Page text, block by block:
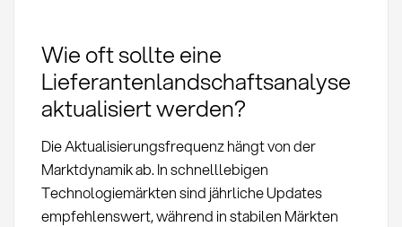
Wie oft sollte eine
Lieferantenlandschaftsanalyse
aktualisiert werden?
Die Aktualisierungsfrequenz hängt von der
Marktdynamik ab. In schnelllebigen
Technologiemärkten sind jährliche Updates
empfehlenswert, während in stabilen Märkten